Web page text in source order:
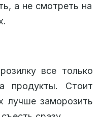
а не смотреть на
все только
продукты. Стоит
лучше заморозить